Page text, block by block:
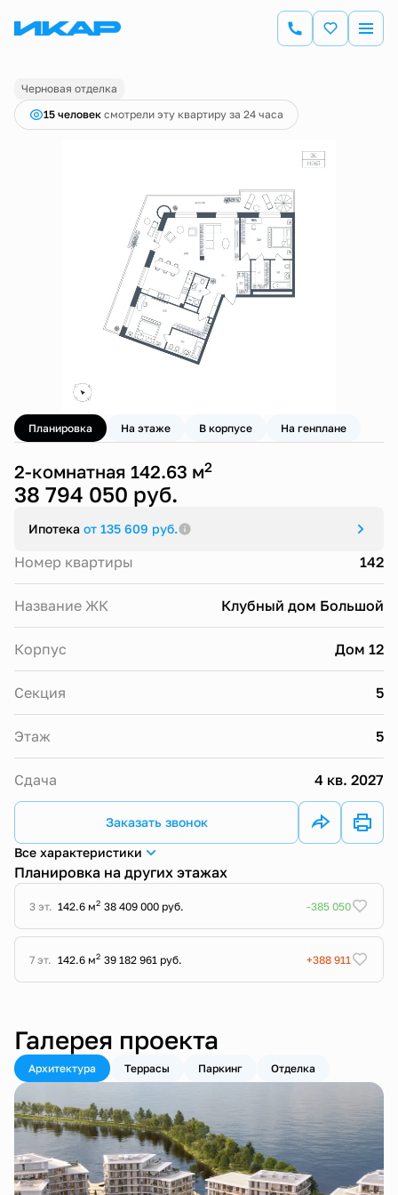
2-комнатная142.63 м 38 794 050 руб.
Ипотекаот 135 609 руб.
Черновая отделка
15 человек смотрели эту квартиру за 24 часа
Планировка На этаже В корпусе На генплане
2-комнатная 142.63 м2
38 794 050 руб.
Ипотека от 135 609 руб.
Номер квартиры 142
Название ЖК Клубный дом Большой
Корпус Дом 12
Секция 5
Этаж 5
Сдача 4 кв. 2027
Заказать звонок
Все характеристики
Планировка на других этажах
3 эт. 142.6 м2 38 409 000 руб. -385 050
7 эт. 142.6 м2 39 182 961 руб. +388 911
Галерея проекта
Архитектура Террасы Паркинг Отделка